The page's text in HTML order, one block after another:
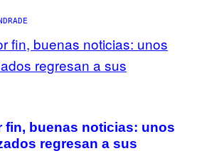
fin, buenas noticias: unos
regresan a sus